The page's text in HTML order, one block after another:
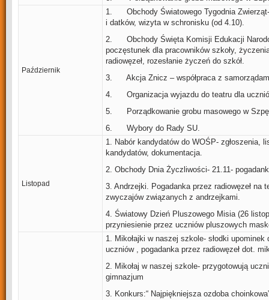
Październik
1. Obchody Światowego Tygodnia
i datków, wizyta w schronisku (od 4.10).
2. Obchody Święta Komisji Edukacji
poczęstunek dla pracowników szkoły,
radiowęzeł, rozesłanie życzeń do szkół.
3. Akcja Znicz – współpraca z
4. Organizacja wyjazdu do teatru dla
5. Porządkowanie grobu masowego w
6. Wybory do Rady SU.
Listopad
1. Nabór kandydatów do WOŚP- zgłoszenia,
kandydatów, dokumentacja.
2. Obchody Dnia Życzliwości- 21.11-
3. Andrzejki. Pogadanka przez radiowęzeł na
zwyczajów związanych z andrzejkami.
4. Światowy Dzień Pluszowego Misia (26
przyniesienie przez uczniów pluszowych
1. Mikołajki w naszej szkole- słodki
uczniów , pogadanka przez radiowęzeł dot.
2. Mikołaj w naszej szkole- przygotowują
gimnazjum
3. Konkurs:“ Najpiękniejsza ozdoba